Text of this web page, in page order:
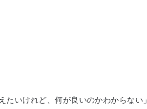
たいけれど、何が良いのかわからな